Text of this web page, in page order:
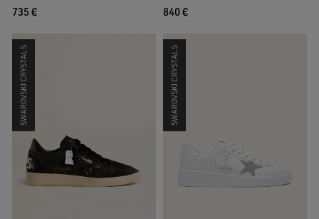
735 € 840 €
SWAROVSKI CRYSTALS SWAROVSKI CRYSTALS